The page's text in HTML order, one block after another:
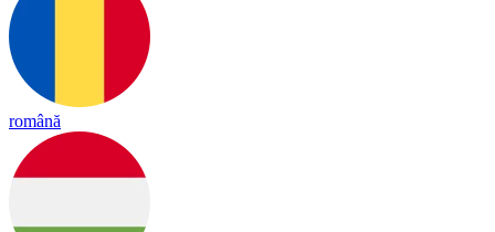
română